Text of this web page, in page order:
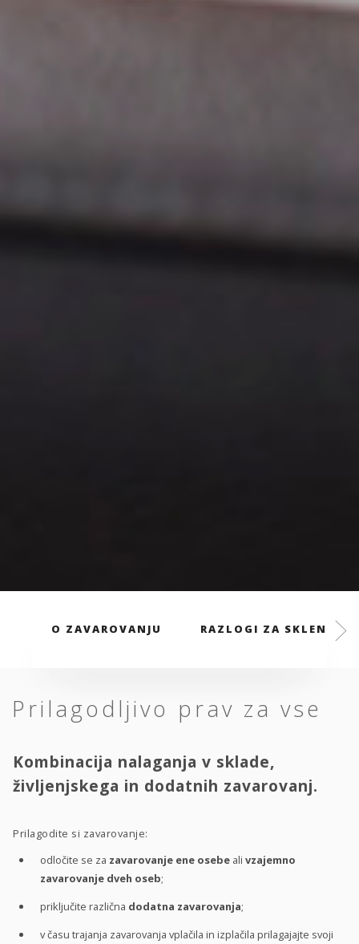
O ZAVAROVANJU RAZLOGI ZA SKLENITEV
Prilagodljivo prav za vse
Kombinacija nalaganja v sklade,
življenjskega in dodatnih zavarovanj.
Prilagodite si zavarovanje:
odločite se za zavarovanje ene osebe ali vzajemno
zavarovanje dveh oseb;
priključite različna dodatna zavarovanja;
v času trajanja zavarovanja vplačila in izplačila prilagajajte svoji